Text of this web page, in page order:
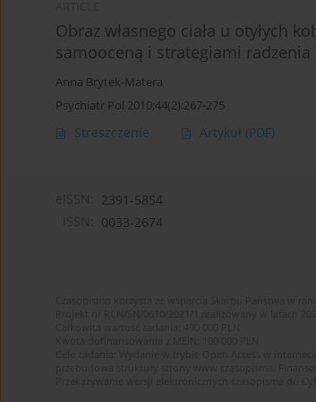
Obraz własnego ciała u otyłych
samooceną i strategiami
Anna Brytek-Matera
Psychiatr Pol 2010;44(2):267-275
Streszczenie Artykuł (PDF)
2391-5854
0033-2674